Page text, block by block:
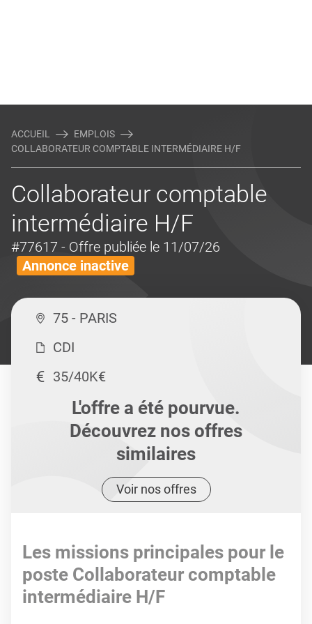
ACCUEIL
EMPLOIS
COLLABORATEUR COMPTABLE INTERMÉDIAIRE H/F
Collaborateur comptable
intermédiaire H/F
#77617 - Offre publiée le 11/07/26
Annonce inactive
75 - PARIS
CDI
35/40K€
L'offre a été pourvue.
Découvrez nos offres
similaires
Voir nos offres
Les missions principales pour le
poste Collaborateur comptable
intermédiaire H/F